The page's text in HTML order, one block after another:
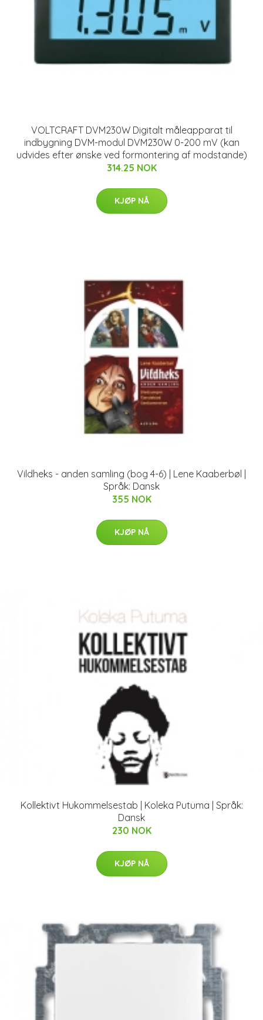
VOLTCRAFT DVM230W Digitalt måleapparat til
indbygning DVM-modul DVM230W 0-200 mV (kan
udvides efter ønske ved formontering af modstande)
314.25 NOK
KJØP NÅ
Vildheks - anden samling (bog 4-6) | Lene Kaaberbøl |
Språk: Dansk
355 NOK
KJØP NÅ
Kollektivt Hukommelsestab | Koleka Putuma | Språk:
Dansk
230 NOK
KJØP NÅ